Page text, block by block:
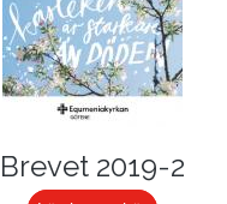
Brevet 2019-2